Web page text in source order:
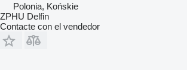
Polonia, Końskie
ZPHU Delfin
Contacte con el vendedor